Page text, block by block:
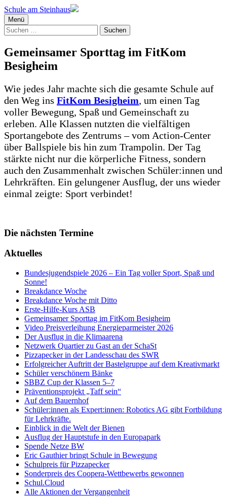
Schule am Steinhaus
Menü
Suchen
nach:
Gemeinsamer Sporttag im FitKom
Besigheim
Wie jedes Jahr machte sich die gesamte Schule auf
den Weg ins FitKom Besigheim, um einen Tag
voller Bewegung, Spaß und Gemeinschaft zu
erleben. Alle Klassen nutzten die vielfältigen
Sportangebote des Zentrums – vom Action-Center
über Ballspiele bis hin zum Trampolin. Der Tag
stärkte nicht nur die körperliche Fitness, sondern
auch den Zusammenhalt zwischen Schüler:innen und
Lehrkräften. Ein gelungener Ausflug, der uns wieder
einmal zeigte: Sport verbindet!
Die nächsten Termine
Aktuelles
Bundesjugendspiele 2026 – Ein Tag voller Sport, Spaß und
Sonne!
Breakdance Woche
Breakdance Woche mit Ditto
Erste-Hilfe-Kurs ASB
Gemeinsamer Sporttag im FitKom Besigheim
Video Preisverleihung Energieparmeister 2026
Der Ausflug in die Klimaarena
Netzwerk Quartier zu Gast an der SchaSt
Pizzapecker in der Landesschau des SWR
Erfolgreicher Auftritt der Bastelgruppe auf dem Kreativmarkt
Schüler verschönern Bänke
SBBZ Cup der Klassen 5–7
Präventionsprojekt „Taff sein“
Auf dem Bauernhof
Schüler:innen als Expert:innen: Robotics AG gibt Fortbildung
für Lehrkräfte.
Einblick in die Welt der Bienen
Ausflug der Hauptstufe in den Europapark
Spende Netze BW
Eric Gauthier bringt Schule in Bewegung
Schulpreis für Pizzapecker
Sonderpreis des Coopera-Wettbewerbs gewonnen
Schul.Cloud
Alle Aktionen der Vergangenheit